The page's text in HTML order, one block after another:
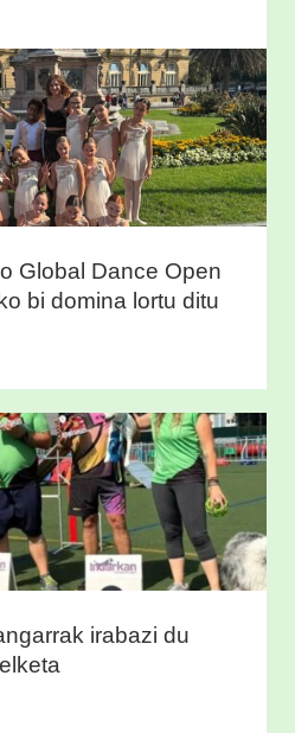
Global Dance Open
bi domina lortu ditu
irabazi du